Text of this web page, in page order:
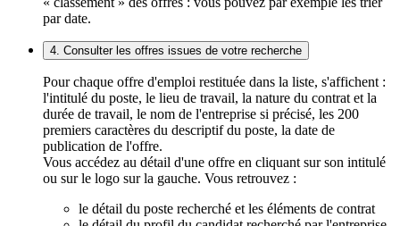
par date.
4. Consulter les offres issues de votre recherche
Pour chaque offre d'emploi restituée dans la liste, s'affichent :
l'intitulé du poste, le lieu de travail, la nature du contrat et la
durée de travail, le nom de l'entreprise si précisé, les 200
premiers caractères du descriptif du poste, la date de
publication de l'offre.
Vous accédez au détail d'une offre en cliquant sur son intitulé
ou sur le logo sur la gauche. Vous retrouvez :
le détail du poste recherché et les éléments de contrat